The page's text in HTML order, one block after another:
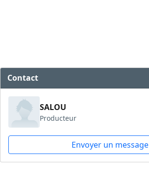
Contact
SALOU
Producteur
Envoyer un message